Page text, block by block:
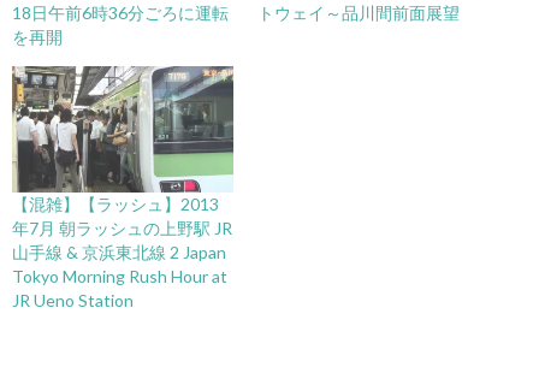
18日午前6時36分ごろに運転
を再開
トウェイ～品川間前面展望
【混雑】【ラッシュ】2013
年7月 朝ラッシュの上野駅 JR
山手線 & 京浜東北線 2 Japan
Tokyo Morning Rush Hour at
JR Ueno Station